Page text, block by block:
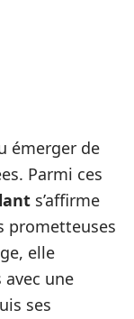
émerger de
Parmi ces
s’affirme
prometteuses
elle
une
ses